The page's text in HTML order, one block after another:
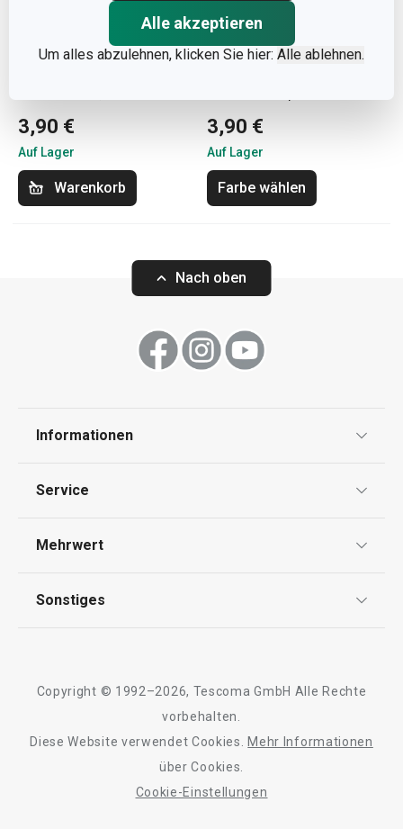
Alle akzeptieren
Um alles abzulehnen, klicken Sie hier: Alle ablehnen.
3,90 €
Auf Lager
Warenkorb
3,90 €
Auf Lager
Farbe wählen
Nach oben
Informationen
Impressum
Service
Kontaktformular
Mehrwert
Qualität
Sonstiges
Barrierefreiheit
Copyright © 1992–2026, Tescoma GmbH Alle Rechte
vorbehalten.
Diese Website verwendet Cookies.
Mehr Informationen
über Cookies.
Cookie-Einstellungen